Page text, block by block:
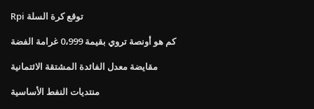
Rpi توقع كرة السلة
كم هو أونصة تروي بقيمة 0،999 غرامة الفضة
مقايضة معدل الفائدة المشتقة الائتمانية
منتديات النفط الأساسية